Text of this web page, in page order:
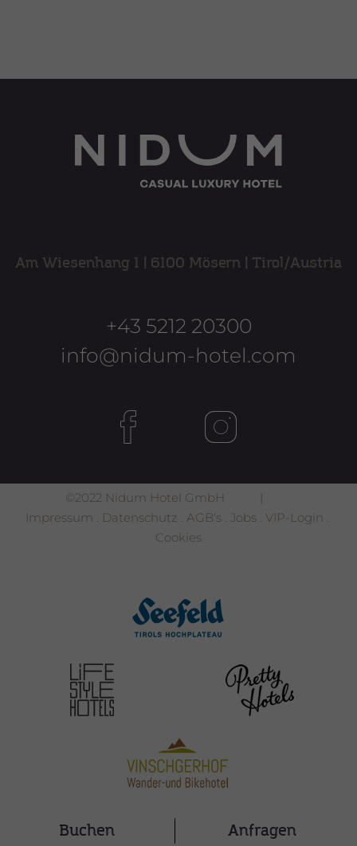
Buchen Anfragen
Am Wiesenhang 1 6100 Mösern Tirol/Austria
+43 5212 20300
info@nidum-hotel.com
©2022 Nidum Hotel GmbH |
Impressum . Datenschutz . AGB's. Jobs. VIP-Login .
Cookies